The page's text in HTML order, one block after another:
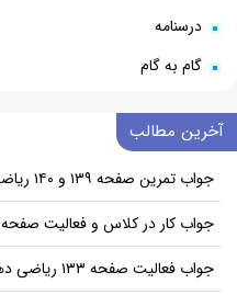
درسنامه
گام به گام
آخرین مطالب
جواب تمرین صفحه ۱۳۹ و ۱۴۰ ریاضی دهم
جواب کار در کلاس و فعالیت صفحه ۱۳۶ و ۱۳۷ و ۱۳۸ ریاضی دهم
جواب فعالیت صفحه ۱۳۳ ریاضی دهم